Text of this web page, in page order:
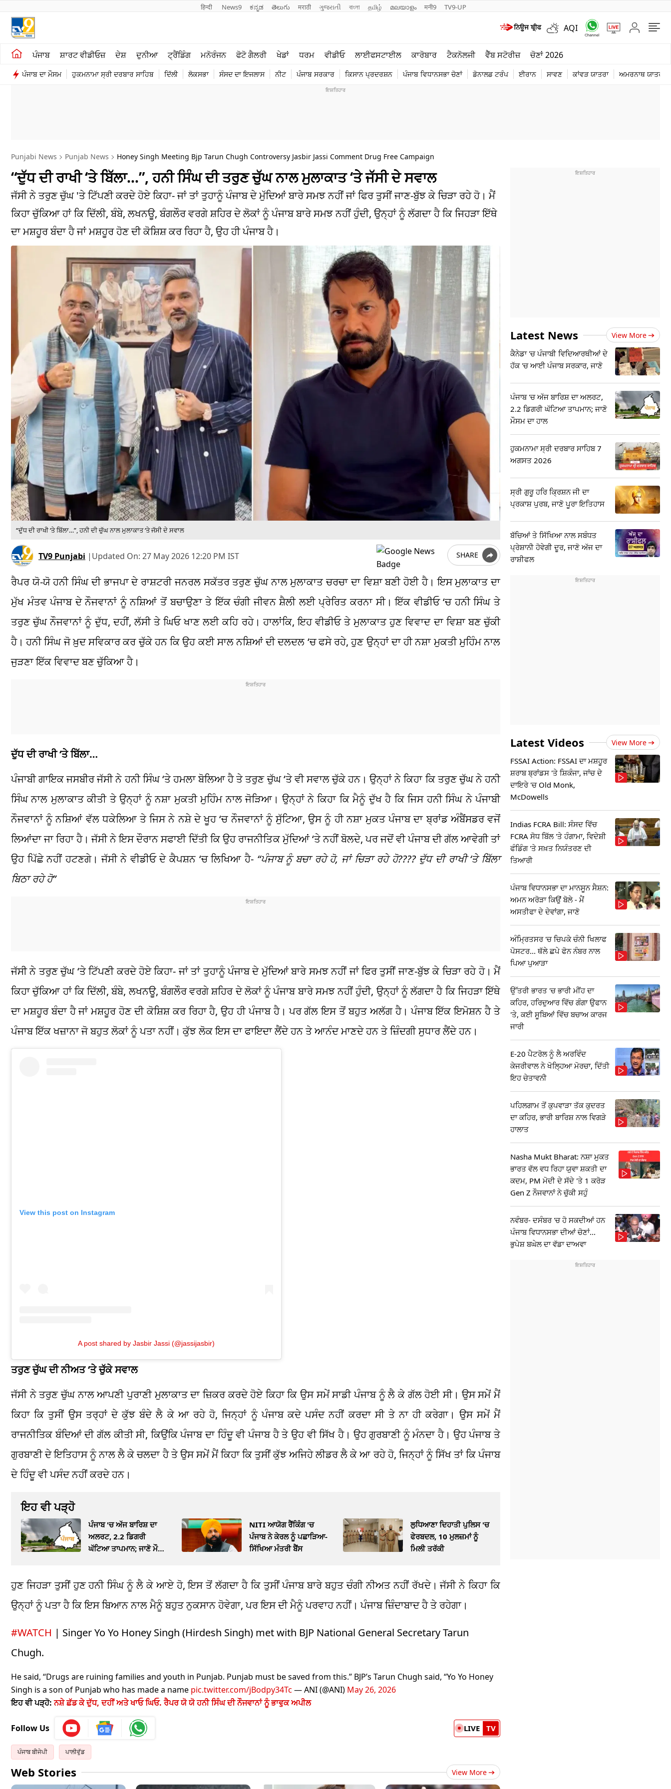
हिन्दी News9 ಕನ್ನಡ తెలుగు मराठी ગુજરાતી বাংলা தமிழ் മലയാളം मनी9 TV9-UP
AQI
ਪੰਜਾਬ ਸ਼ਾਰਟ ਵੀਡੀਓਜ਼ ਦੇਸ਼ ਦੁਨੀਆ ਟ੍ਰੈਂਡਿੰਗ ਮਨੋਰੰਜਨ ਫੋਟੋ ਗੈਲਰੀ ਖੇਡਾਂ ਧਰਮ ਵੀਡੀਓ ਲਾਈਫਸਟਾਈਲ ਕਾਰੋਬਾਰ ਟੈਕਨੋਲਜੀ ਵੈੱਬ ਸਟੋਰੀਜ਼ ਚੋਣਾਂ 2026
ਪੰਜਾਬ ਦਾ ਮੌਸਮ ਹੁਕਮਨਾਮਾ ਸ੍ਰੀ ਦਰਬਾਰ ਸਾਹਿਬ ਦਿੱਲੀ ਲੋਕਸਭਾ ਸੰਸਦ ਦਾ ਇਜਲਾਸ ਨੀਟ ਪੰਜਾਬ ਸਰਕਾਰ ਕਿਸਾਨ ਪ੍ਰਦਰਸ਼ਨ ਪੰਜਾਬ ਵਿਧਾਨਸਭਾ ਚੋਣਾਂ ਡੋਨਾਲਡ ਟਰੰਪ ਈਰਾਨ ਸਾਵਣ ਕਾਂਵੜ ਯਾਤਰਾ ਅਮਰਨਾਥ ਯਾਤਰਾ
ਖੇਤੀਬਾੜੀ
ਸ਼ਾਰਟ ਵੀਡੀਓਜ਼
ਮਨੋਰੰਜਨ
ਪੰਜਾਬ
ਟੈਕਨੋਲਜੀ
ਦੁਨੀਆ
Punjabi News Punjab News Honey Singh Meeting Bjp Tarun Chugh Controversy Jasbir Jassi Comment Drug Free Campaign
“ਦੁੱਧ ਦੀ ਰਾਖੀ ‘ਤੇ ਬਿੱਲਾ…”, ਹਨੀ ਸਿੰਘ ਦੀ ਤਰੁਣ ਚੁੱਘ ਨਾਲ ਮੁਲਾਕਾਤ ‘ਤੇ ਜੱਸੀ ਦੇ ਸਵਾਲ
ਜੱਸੀ ਨੇ ਤਰੁਣ ਚੁੱਘ 'ਤੇ ਟਿੱਪਣੀ ਕਰਦੇ ਹੋਏ ਕਿਹਾ- ਜਾਂ ਤਾਂ ਤੁਹਾਨੂੰ ਪੰਜਾਬ ਦੇ ਮੁੱਦਿਆਂ ਬਾਰੇ ਸਮਝ ਨਹੀਂ ਜਾਂ ਫਿਰ ਤੁਸੀਂ ਜਾਣ-ਬੁੱਝ ਕੇ ਚਿੜਾ ਰਹੇ ਹੋ। ਮੈਂ
ਕਿਹਾ ਚੁੱਕਿਆ ਹਾਂ ਕਿ ਦਿੱਲੀ, ਬੰਬੇ, ਲਖਨਊ, ਬੰਗਲੌਰ ਵਰਗੇ ਸ਼ਹਿਰ ਦੇ ਲੋਕਾਂ ਨੂੰ ਪੰਜਾਬ ਬਾਰੇ ਸਮਝ ਨਹੀਂ ਹੁੰਦੀ, ਉਨ੍ਹਾਂ ਨੂੰ ਲੱਗਦਾ ਹੈ ਕਿ ਜਿਹੜਾ ਇੱਥੇ
ਦਾ ਮਸ਼ਹੂਰ ਬੰਦਾ ਹੈ ਜਾਂ ਮਸ਼ਹੂਰ ਹੋਣ ਦੀ ਕੋਸ਼ਿਸ਼ ਕਰ ਰਿਹਾ ਹੈ, ਉਹ ਹੀ ਪੰਜਾਬ ਹੈ।
“ਦੁੱਧ ਦੀ ਰਾਖੀ ‘ਤੇ ਬਿੱਲਾ…”, ਹਨੀ ਦੀ ਚੁੱਘ ਨਾਲ ਮੁਲਾਕਾਤ ‘ਤੇ ਜੱਸੀ ਦੇ ਸਵਾਲ
TV9 Punjabi | Updated On: 27 May 2026 12:20 PM IST SHARE
ਰੈਪਰ ਯੋ-ਯੋ ਹਨੀ ਸਿੰਘ ਦੀ ਭਾਜਪਾ ਦੇ ਰਾਸ਼ਟਰੀ ਜਨਰਲ ਸਕੱਤਰ ਤਰੁਣ ਚੁੱਘ ਨਾਲ ਮੁਲਾਕਾਤ ਚਰਚਾ ਦਾ ਵਿਸ਼ਾ ਬਣੀ ਹੋਈ ਹੈ। ਇਸ ਮੁਲਾਕਾਤ ਦਾ
ਮੁੱਖ ਮੰਤਵ ਪੰਜਾਬ ਦੇ ਨੌਜਵਾਨਾਂ ਨੂੰ ਨਸ਼ਿਆਂ ਤੋਂ ਬਚਾਉਣਾ ਤੇ ਇੱਕ ਚੰਗੀ ਜੀਵਨ ਸ਼ੈਲੀ ਲਈ ਪ੍ਰੇਰਿਤ ਕਰਨਾ ਸੀ। ਇੱਕ ਵੀਡੀਓ ‘ਚ ਹਨੀ ਸਿੰਘ ਤੇ
ਤਰੁਣ ਚੁੱਘ ਨੌਜਵਾਨਾਂ ਨੂੰ ਦੁੱਧ, ਦਹੀਂ, ਲੱਸੀ ਤੇ ਘਿਓ ਖਾਣ ਲਈ ਕਹਿ ਰਹੇ। ਹਾਲਾਂਕਿ, ਇਹ ਵੀਡੀਓ ਤੇ ਮੁਲਾਕਾਤ ਹੁਣ ਵਿਵਾਦ ਦਾ ਵਿਸ਼ਾ ਬਣ ਚੁੱਕੀ
ਹੈ। ਹਨੀ ਸਿੰਘ ਜੋ ਖ਼ੁਦ ਸਵਿਕਾਰ ਕਰ ਚੁੱਕੇ ਹਨ ਕਿ ਉਹ ਕਈ ਸਾਲ ਨਸ਼ਿਆਂ ਦੀ ਦਲਦਲ ‘ਚ ਫਸੇ ਰਹੇ, ਹੁਣ ਉਨ੍ਹਾਂ ਦਾ ਹੀ ਨਸ਼ਾ ਮੁਕਤੀ ਮੁਹਿੰਮ ਨਾਲ
ਜੁੜਣਾ ਇੱਕ ਵਿਵਾਦ ਬਣ ਚੁੱਕਿਆ ਹੈ।
ਦੁੱਧ ਦੀ ਰਾਖੀ ‘ਤੇ ਬਿੱਲਾ…
ਪੰਜਾਬੀ ਗਾਇਕ ਜਸਬੀਰ ਜੱਸੀ ਨੇ ਹਨੀ ਸਿੰਘ ‘ਤੇ ਹਮਲਾ ਬੋਲਿਆ ਹੈ ਤੇ ਤਰੁਣ ਚੁੱਘ ‘ਤੇ ਵੀ ਸਵਾਲ ਚੁੱਕੇ ਹਨ। ਉਨ੍ਹਾਂ ਨੇ ਕਿਹਾ ਕਿ ਤਰੁਣ ਚੁੱਘ ਨੇ ਹਨੀ
ਸਿੰਘ ਨਾਲ ਮੁਲਾਕਾਤ ਕੀਤੀ ਤੇ ਉਨ੍ਹਾਂ ਨੂੰ ਨਸ਼ਾ ਮੁਕਤੀ ਮੁਹਿੰਮ ਨਾਲ ਜੋੜਿਆ। ਉਨ੍ਹਾਂ ਨੇ ਕਿਹਾ ਕਿ ਮੈਨੂੰ ਦੁੱਖ ਹੈ ਕਿ ਜਿਸ ਹਨੀ ਸਿੰਘ ਨੇ ਪੰਜਾਬੀ
ਨੌਜਵਾਨਾਂ ਨੂੰ ਨਸ਼ਿਆਂ ਵੱਲ ਧਕੇਲਿਆ ਤੇ ਜਿਸ ਨੇ ਨਸ਼ੇ ਦੇ ਖੂਹ ‘ਚ ਨੌਜਵਾਨਾਂ ਨੂੰ ਸੁੱਟਿਆ, ਉਸ ਨੂੰ ਹੀ ਨਸ਼ਾ ਮੁਕਤ ਪੰਜਾਬ ਦਾ ਬ੍ਰਾਂਡ ਅੰਬੈਂਸਡਰ ਵਜੋਂ
ਲਿਆਂਦਾ ਜਾ ਰਿਹਾ ਹੈ। ਜੱਸੀ ਨੇ ਇਸ ਦੌਰਾਨ ਸਫਾਈ ਦਿੱਤੀ ਕਿ ਉਹ ਰਾਜਨੀਤਿਕ ਮੁੱਦਿਆਂ ‘ਤੇ ਨਹੀਂ ਬੋਲਦੇ, ਪਰ ਜਦੋਂ ਵੀ ਪੰਜਾਬ ਦੀ ਗੱਲ ਆਵੇਗੀ ਤਾਂ
ਉਹ ਪਿੱਛੇ ਨਹੀਂ ਹਟਣਗੇ। ਜੱਸੀ ਨੇ ਵੀਡੀਓ ਦੇ ਕੈਪਸ਼ਨ ‘ਚ ਲਿਖਿਆ ਹੈ- “ਪੰਜਾਬ ਨੂੰ ਬਚਾ ਰਹੇ ਹੋ, ਜਾਂ ਚਿੜਾ ਰਹੇ ਹੋ???? ਦੁੱਧ ਦੀ ਰਾਖੀ ‘ਤੇ ਬਿੱਲਾ
ਬਿਠਾ ਰਹੇ ਹੋ”
ਜੱਸੀ ਨੇ ਤਰੁਣ ਚੁੱਘ ‘ਤੇ ਟਿੱਪਣੀ ਕਰਦੇ ਹੋਏ ਕਿਹਾ- ਜਾਂ ਤਾਂ ਤੁਹਾਨੂੰ ਪੰਜਾਬ ਦੇ ਮੁੱਦਿਆਂ ਬਾਰੇ ਸਮਝ ਨਹੀਂ ਜਾਂ ਫਿਰ ਤੁਸੀਂ ਜਾਣ-ਬੁੱਝ ਕੇ ਚਿੜਾ ਰਹੇ ਹੋ। ਮੈਂ
ਕਿਹਾ ਚੁੱਕਿਆ ਹਾਂ ਕਿ ਦਿੱਲੀ, ਬੰਬੇ, ਲਖਨਊ, ਬੰਗਲੌਰ ਵਰਗੇ ਸ਼ਹਿਰ ਦੇ ਲੋਕਾਂ ਨੂੰ ਪੰਜਾਬ ਬਾਰੇ ਸਮਝ ਨਹੀਂ ਹੁੰਦੀ, ਉਨ੍ਹਾਂ ਨੂੰ ਲੱਗਦਾ ਹੈ ਕਿ ਜਿਹੜਾ ਇੱਥੇ
ਦਾ ਮਸ਼ਹੂਰ ਬੰਦਾ ਹੈ ਜਾਂ ਮਸ਼ਹੂਰ ਹੋਣ ਦੀ ਕੋਸ਼ਿਸ਼ ਕਰ ਰਿਹਾ ਹੈ, ਉਹ ਹੀ ਪੰਜਾਬ ਹੈ। ਪਰ ਗੱਲ ਇਸ ਤੋਂ ਬਹੁਤ ਅਲੱਗ ਹੈ। ਪੰਜਾਬ ਇੱਕ ਇਮੋਸ਼ਨ ਹੈ ਤੇ
ਪੰਜਾਬ ਇੱਕ ਖਜ਼ਾਨਾ ਜੋ ਬਹੁਤ ਲੋਕਾਂ ਨੂੰ ਪਤਾ ਨਹੀਂ। ਕੁੱਝ ਲੋਕ ਇਸ ਦਾ ਫਾਇਦਾ ਲੈਂਦੇ ਹਨ ਤੇ ਆਨੰਦ ਮਾਣਦੇ ਹਨ ਤੇ ਜ਼ਿੰਦਗੀ ਸੁਧਾਰ ਲੈਂਦੇ ਹਨ।
View this post on Instagram
A post shared by Jasbir Jassi (@jassijasbir)
ਤਰੁਣ ਚੁੱਘ ਦੀ ਨੀਅਤ ‘ਤੇ ਚੁੱਕੇ ਸਵਾਲ
ਜੱਸੀ ਨੇ ਤਰੁਣ ਚੁੱਘ ਨਾਲ ਆਪਣੀ ਪੁਰਾਣੀ ਮੁਲਾਕਾਤ ਦਾ ਜ਼ਿਕਰ ਕਰਦੇ ਹੋਏ ਕਿਹਾ ਕਿ ਉਸ ਸਮੇਂ ਸਾਡੀ ਪੰਜਾਬ ਨੂੰ ਲੈ ਕੇ ਗੱਲ ਹੋਈ ਸੀ। ਉਸ ਸਮੇਂ ਮੈਂ
ਕਿਹਾ ਕਿ ਤੁਸੀਂ ਉਸ ਤਰ੍ਹਾਂ ਦੇ ਕੁੱਝ ਬੰਦੇ ਲੈ ਕੇ ਆ ਰਹੇ ਹੋ, ਜਿਨ੍ਹਾਂ ਨੂੰ ਪੰਜਾਬ ਕਦੇ ਪਸੰਦ ਨਹੀਂ ਕਰਦਾ ਸੀ ਤੇ ਨਾ ਹੀ ਕਰੇਗਾ। ਉਸ ਸਮੇਂ ਮੈਂ
ਰਾਜਨੀਤਿਕ ਬੰਦਿਆਂ ਦੀ ਗੱਲ ਕੀਤੀ ਸੀ, ਕਿਉਂਕਿ ਪੰਜਾਬ ਦਾ ਹਿੰਦੂ ਵੀ ਪੰਜਾਬ ਹੈ ਤੇ ਉਹ ਵੀ ਸਿੱਖ ਹੈ। ਉਹ ਗੁਰਬਾਣੀ ਨੂੰ ਮੰਨਦਾ ਹੈ। ਉਹ ਪੰਜਾਬ ਤੇ
ਗੁਰਬਾਣੀ ਦੇ ਇਤਿਹਾਸ ਨੂੰ ਨਾਲ ਲੈ ਕੇ ਚਲਦਾ ਹੈ ਤੇ ਉਸ ਸਮੇਂ ਮੈਂ ਕਿਹਾ ਕਿ ਤੁਸੀਂ ਕੁੱਝ ਅਜਿਹੇ ਲੀਡਰ ਲੈ ਕੇ ਆ ਰਹੇ ਹੋ, ਜਿਨ੍ਹਾਂ ਨੂੰ ਸਿੱਖ ਤਾਂ ਕਿ ਪੰਜਾਬ
ਦੇ ਹਿੰਦੂ ਵੀ ਪਸੰਦ ਨਹੀਂ ਕਰਦੇ ਹਨ।
ਇਹ ਵੀ ਪੜ੍ਹੋ
ਪੰਜਾਬ 'ਚ ਅੱਜ ਬਾਰਿਸ਼ ਦਾ
ਅਲਰਟ, 2.2 ਡਿਗਰੀ
ਘੱਟਿਆ ਤਾਪਮਾਨ; ਜਾਣੋ ਮੌਸਮ
NITI ਆਯੋਗ ਰੈਂਕਿੰਗ 'ਚ
ਪੰਜਾਬ ਨੇ ਕੇਰਲ ਨੂੰ ਪਛਾੜਿਆ-
ਸਿੱਖਿਆ ਮੰਤਰੀ ਬੈਂਸ
ਲੁਧਿਆਣਾ ਦਿਹਾਤੀ ਪੁਲਿਸ 'ਚ
ਫੇਰਬਦਲ, 10 ਮੁਲਜ਼ਮਾਂ ਨੂੰ
ਮਿਲੀ ਤਰੱਕੀ
ਹੁਣ ਜਿਹੜਾ ਤੁਸੀਂ ਹੁਣ ਹਨੀ ਸਿੰਘ ਨੂੰ ਲੈ ਕੇ ਆਏ ਹੋ, ਇਸ ਤੋਂ ਲੱਗਦਾ ਹੈ ਕਿ ਤੁਸੀਂ ਪੰਜਾਬ ਬਾਰੇ ਬਹੁਤ ਚੰਗੀ ਨੀਅਤ ਨਹੀਂ ਰੱਖਦੇ। ਜੱਸੀ ਨੇ ਕਿਹਾ ਕਿ
ਉਨ੍ਹਾਂ ਨੂੰ ਪਤਾ ਹੈ ਕਿ ਇਸ ਬਿਆਨ ਨਾਲ ਮੈਨੂੰ ਬਹੁਤ ਨੁਕਸਾਨ ਹੋਵੇਗਾ, ਪਰ ਇਸ ਦੀ ਮੈਨੂੰ ਪਰਵਾਹ ਨਹੀਂ। ਪੰਜਾਬ ਜ਼ਿੰਦਾਬਾਦ ਹੈ ਤੇ ਰਹੇਗਾ।
#WATCH | Singer Yo Yo Honey Singh (Hirdesh Singh) met with BJP National General Secretary Tarun
Chugh.
He said, “Drugs are ruining families and youth in Punjab. Punjab must be saved from this.” BJP’s Tarun Chugh said, “Yo Yo Honey
Singh is a son of Punjab who has made a name pic.twitter.com/jBodpy34Tc — ANI (@ANI) May 26, 2026
ਇਹ ਵੀ ਪੜ੍ਹੋ:ਨਸ਼ੇ ਛੱਡ ਕੇ ਦੁੱਧ, ਦਹੀਂ ਅਤੇ ਖਾਓ ਘਿਓ. ਰੈਪਰ ਯੋ ਯੋ ਹਨੀ ਸਿੰਘ ਦੀ ਨੌਜਵਾਨਾਂ ਨੂੰ ਭਾਵੁਕ ਅਪੀਲ
Follow Us LIVE TV
ਪੰਜਾਬ ਬੀਜੇਪੀ ਪਾਲੀਵੁੱਡ
Web Stories View More
Latest News View More
ਕੈਨੇਡਾ 'ਚ ਪੰਜਾਬੀ ਵਿਦਿਆਰਥੀਆਂ ਦੇ
ਹੱਕ 'ਚ ਆਈ ਪੰਜਾਬ ਸਰਕਾਰ, ਜਾਣੋ
ਪੰਜਾਬ 'ਚ ਅੱਜ ਬਾਰਿਸ਼ ਦਾ ਅਲਰਟ,
2.2 ਡਿਗਰੀ ਘੱਟਿਆ ਤਾਪਮਾਨ; ਜਾਣੋ
ਮੌਸਮ ਦਾ ਹਾਲ
ਹੁਕਮਨਾਮਾ ਸ੍ਰੀ ਦਰਬਾਰ ਸਾਹਿਬ 7
ਅਗਸਤ 2026
ਸ੍ਰੀ ਗੁਰੂ ਹਰਿ ਕ੍ਰਿਸ਼ਨ ਜੀ ਦਾ
ਪ੍ਰਕਾਸ਼ ਪੁਰਬ, ਜਾਣੋ ਪੂਰਾ ਇਤਿਹਾਸ
ਬੱਚਿਆਂ ਤੇ ਸਿੱਖਿਆ ਨਾਲ ਸਬੰਧਤ
ਪ੍ਰੇਸ਼ਾਨੀ ਹੋਵੇਗੀ ਦੂਰ, ਜਾਣੋ ਅੱਜ ਦਾ
ਰਾਸ਼ੀਫਲ
Latest Videos View More
FSSAI Action: FSSAI ਦਾ ਮਸ਼ਹੂਰ
ਸ਼ਰਾਬ ਬ੍ਰਾਂਡਸ 'ਤੇ ਸ਼ਿਕੰਜਾ, ਜਾਂਚ ਦੇ
ਦਾਇਰੇ 'ਚ Old Monk,
McDowells
Indias FCRA Bill: ਸੰਸਦ ਵਿੱਚ
FCRA ਸੋਧ ਬਿੱਲ 'ਤੇ ਹੰਗਾਮਾ, ਵਿਦੇਸ਼ੀ
ਫੰਡਿੰਗ 'ਤੇ ਸਖ਼ਤ ਨਿਯੰਤਰਣ ਦੀ
ਤਿਆਰੀ
ਪੰਜਾਬ ਵਿਧਾਨਸਭਾ ਦਾ ਮਾਨਸੂਨ ਸੈਸ਼ਨ:
ਅਮਨ ਅਰੋੜਾ ਕਿਉਂ ਬੋਲੇ - ਮੈਂ
ਅਸਤੀਫਾ ਦੇ ਦੇਵਾਂਗਾ, ਜਾਣੋ
ਅੰਮ੍ਰਿਤਸਰ 'ਚ ਚਿਪਕੇ ਚੰਨੀ ਖਿਲਾਫ
ਪੋਸਟਰ... ਥੱਲੇ ਛਪੇ ਫੋਨ ਨੰਬਰ ਨਾਲ
ਪਿਆ ਪੁਆੜਾ
ਉੱਤਰੀ ਭਾਰਤ 'ਚ ਭਾਰੀ ਮੀਂਹ ਦਾ
ਕਹਿਰ, ਹਰਿਦੁਆਰ ਵਿੱਚ ਗੰਗਾ ਉਫਾਨ
'ਤੇ, ਕਈ ਸੂਬਿਆਂ ਵਿੱਚ ਬਚਾਅ ਕਾਰਜ
ਜਾਰੀ
E-20 ਪੈਟਰੋਲ ਨੂੰ ਲੈ ਅਰਵਿੰਦ
ਕੇਜਰੀਵਾਲ ਨੇ ਖੋਲ੍ਹਿਆ ਮੋਰਚਾ, ਦਿੱਤੀ
ਇਹ ਚੇਤਾਵਨੀ
ਪਹਿਲਗਾਮ ਤੋਂ ਕੁਪਵਾੜਾ ਤੱਕ ਕੁਦਰਤ
ਦਾ ਕਹਿਰ, ਭਾਰੀ ਬਾਰਿਸ਼ ਨਾਲ ਵਿਗੜੇ
ਹਾਲਾਤ
Nasha Mukt Bharat: ਨਸ਼ਾ ਮੁਕਤ
ਭਾਰਤ ਵੱਲ ਵਧ ਰਿਹਾ ਯੁਵਾ ਸ਼ਕਤੀ ਦਾ
ਕਦਮ, PM ਮੋਦੀ ਦੇ ਸੱਦੇ 'ਤੇ 1 ਕਰੋੜ
Gen Z ਨੌਜਵਾਨਾਂ ਨੇ ਚੁੱਕੀ ਸਹੁੰ
ਨਵੰਬਰ- ਦਸੰਬਰ 'ਚ ਹੋ ਸਕਦੀਆਂ ਹਨ
ਪੰਜਾਬ ਵਿਧਾਨਸਭਾ ਦੀਆਂ ਚੋਣਾਂ...
ਭੁਪੇਸ਼ ਬਘੇਲ ਦਾ ਵੱਡਾ ਦਾਅਵਾ